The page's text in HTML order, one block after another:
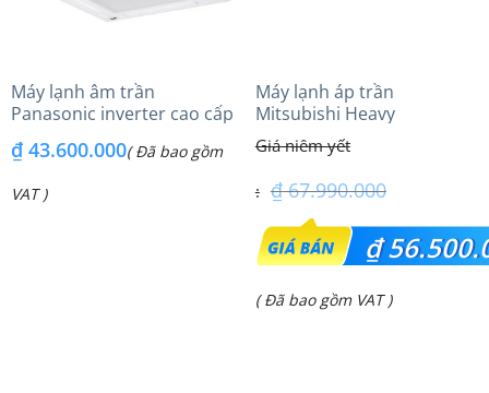
Máy lạnh âm trần
Panasonic inverter cao cấp
48PRH1H8 – 3 Pha
₫43.600.000( Đã bao gồm
VAT )
Máy lạnh áp trần
Mitsubishi Heavy
FDE140VG (6.0Hp) Cao cấp
– 1 Pha
₫67.990.000
Giá
gốc
là:
₫
Giá
( Đã bao gồm VAT )